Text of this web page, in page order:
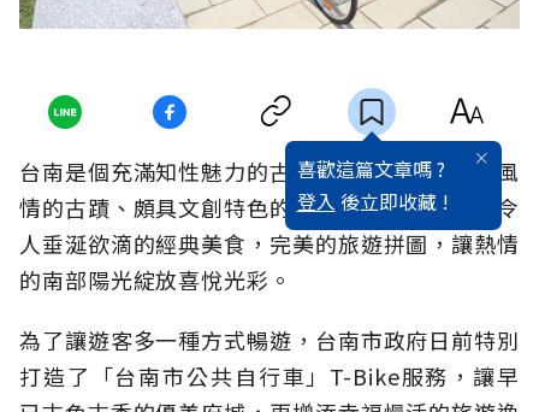
喜歡這篇文章嗎 ?
登入 後立即收藏 !
台南是個充滿知性魅力的古城，不論是充滿歷史風
情的古蹟、頗具文創特色的民宿、還有那一道道令
人垂涎欲滴的經典美食，完美的旅遊拼圖，讓熱情
的南部陽光綻放喜悅光彩。
為了讓遊客多一種方式暢遊，台南市政府日前特別
打造了「台南市公共自行車」T-Bike服務，讓早